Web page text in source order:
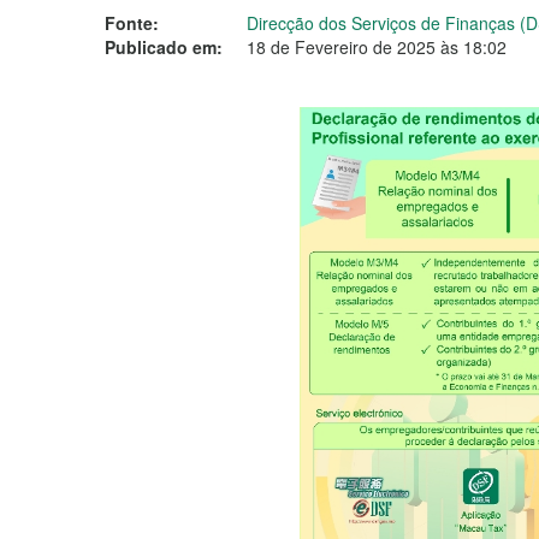
Fonte:
Direcção dos Serviços de Finanças
Publicado em:
18 de Fevereiro de 2025 às 18:02